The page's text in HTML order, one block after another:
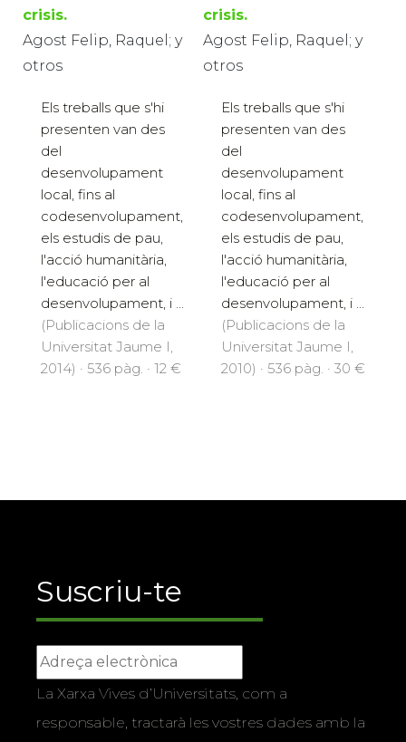
crisis.
Agost Felip, Raquel; y
otros
Els treballs que s'hi
presenten van des
del
desenvolupament
local, fins al
codesenvolupament,
els estudis de pau,
l'acció humanitària,
l'educació per al
desenvolupament, i ...
(Publicacions de la
Universitat Jaume I,
2014) · 536 pàg. · 12 €
crisis.
Agost Felip, Raquel; y
otros
Els treballs que s'hi
presenten van des
del
desenvolupament
local, fins al
codesenvolupament,
els estudis de pau,
l'acció humanitària,
l'educació per al
desenvolupament, i ...
(Publicacions de la
Universitat Jaume I,
2010) · 536 pàg. · 30 €
Suscriu-te
La Xarxa Vives d’Universitats, com a
responsable, tractarà les vostres dades amb la